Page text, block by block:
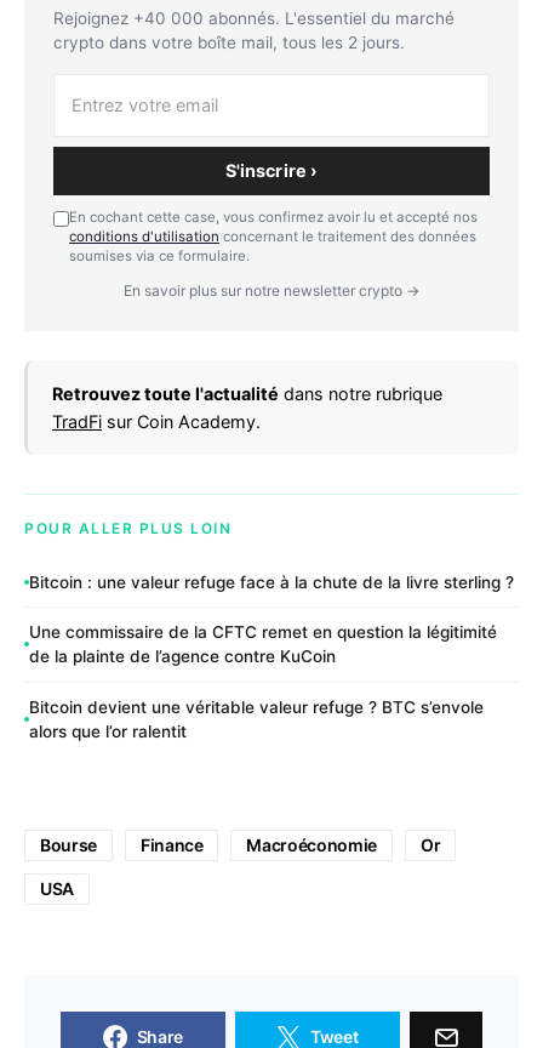
Rejoignez +40 000 abonnés. L'essentiel du marché
crypto dans votre boîte mail, tous les 2 jours.
S'inscrire ›
En cochant cette case, vous confirmez avoir lu et accepté nos
conditions d'utilisation concernant le traitement des données
soumises via ce formulaire.
En savoir plus sur notre newsletter crypto →
Retrouvez toute l'actualité dans notre rubrique
TradFi sur Coin Academy.
POUR ALLER PLUS LOIN
Bitcoin : une valeur refuge face à la chute de la livre sterling ?
Une commissaire de la CFTC remet en question la légitimité
de la plainte de l’agence contre KuCoin
Bitcoin devient une véritable valeur refuge ? BTC s’envole
alors que l’or ralentit
Bourse Finance Macroéconomie Or
USA
Share Tweet